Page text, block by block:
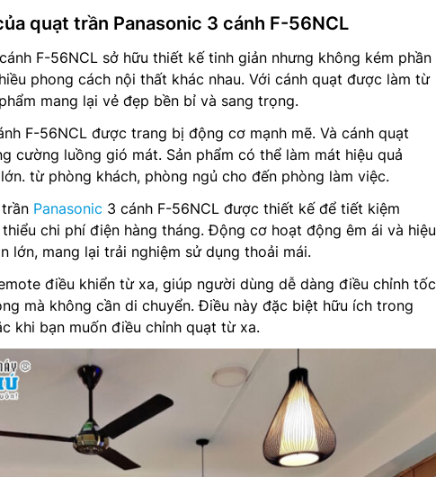
quạt trần Panasonic 3 cánh F-56NCL
F-56NCL sở hữu thiết kế tinh giản nhưng không kém phần
phong cách nội thất khác nhau. Với cánh quạt được làm từ
mang lại vẻ đẹp bền bỉ và sang trọng.
F-56NCL được trang bị động cơ mạnh mẽ. Và cánh quạt
cường luồng gió mát. Sản phẩm có thể làm mát hiệu quả
từ phòng khách, phòng ngủ cho đến phòng làm việc.
Panasonic 3 cánh F-56NCL được thiết kế để tiết kiệm
chi phí điện hàng tháng. Động cơ hoạt động êm ái và hiệu
lớn, mang lại trải nghiệm sử dụng thoải mái.
điều khiển từ xa, giúp người dùng dễ dàng điều chỉnh tốc
mà không cần di chuyển. Điều này đặc biệt hữu ích trong
khi bạn muốn điều chỉnh quạt từ xa.